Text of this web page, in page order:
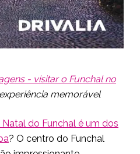
- visitar o Funchal no
memorável
do Funchal é um dos
? O centro do Funchal